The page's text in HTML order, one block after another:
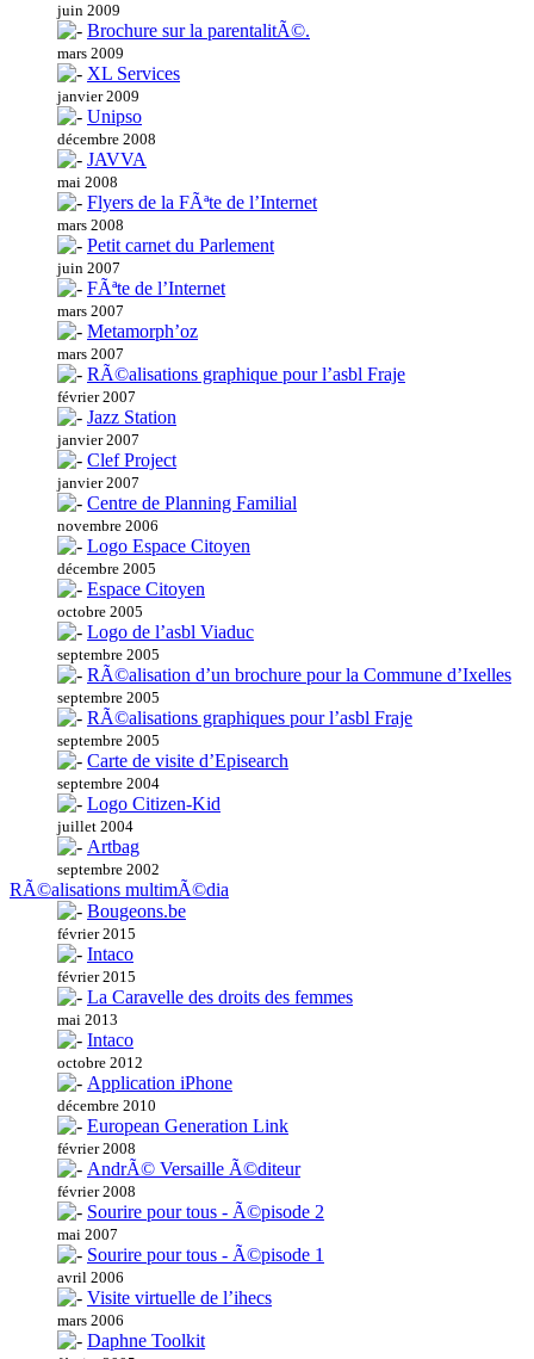
juin 2009
Brochure sur la parentalitÃ©.
mars 2009
XL Services
janvier 2009
Unipso
décembre 2008
JAVVA
mai 2008
Flyers de la FÃªte de l’Internet
mars 2008
Petit carnet du Parlement
juin 2007
FÃªte de l’Internet
mars 2007
Metamorph’oz
mars 2007
RÃ©alisations graphique pour l’asbl Fraje
février 2007
Jazz Station
janvier 2007
Clef Project
janvier 2007
Centre de Planning Familial
novembre 2006
Logo Espace Citoyen
décembre 2005
Espace Citoyen
octobre 2005
Logo de l’asbl Viaduc
septembre 2005
RÃ©alisation d’un brochure pour la Commune d’Ixelles
septembre 2005
RÃ©alisations graphiques pour l’asbl Fraje
septembre 2005
Carte de visite d’Episearch
septembre 2004
Logo Citizen-Kid
juillet 2004
Artbag
septembre 2002
RÃ©alisations multimÃ©dia
Bougeons.be
février 2015
Intaco
février 2015
La Caravelle des droits des femmes
mai 2013
Intaco
octobre 2012
Application iPhone
décembre 2010
European Generation Link
février 2008
AndrÃ© Versaille Ã©diteur
février 2008
Sourire pour tous - Ã©pisode 2
mai 2007
Sourire pour tous - Ã©pisode 1
avril 2006
Visite virtuelle de l’ihecs
mars 2006
Daphne Toolkit